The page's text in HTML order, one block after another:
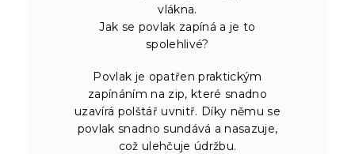
vlákna.
Jak se povlak zapíná a je to
spolehlivé?
Povlak je opatřen praktickým
zapínáním na zip, které snadno
uzavírá polštář uvnitř. Díky němu se
povlak snadno sundává a nasazuje,
což ulehčuje údržbu.